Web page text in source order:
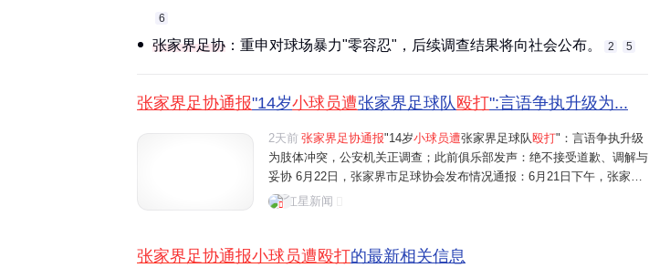
6
张家界足协 ：重申对球场暴力"零容忍"，后续调查结果将向社会公布。‌‌ 2 5
张家界足协通报"14岁小球员遭张家界足球队 殴打":言语争执升级为...
2天前 张家界足协通报"14岁小球员遭张家界足球队殴打"：言语争执升级
为肢体冲突，公安机关正调查；此前俱乐部发声：绝不接受道歉、调解与
妥协 6月22日，张家界市足球协会发布情况通报：6月21日下午，张家界
足球队与广东铭途足球队在广州市广东铭途足球训练场进行交流赛，双方
红星新闻
张家界足协通报小球员遭殴打的最新相关信息